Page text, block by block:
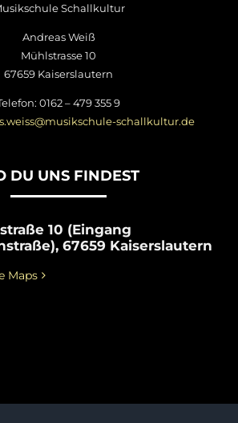
Schallkultur
Andreas Weiß
Mühlstrasse 10
67659 Kaiserslautern
0162 – 479 355 9
schallkultur.de
DU UNS FINDEST
10 (Eingang
67659 Kaiserslautern
Maps